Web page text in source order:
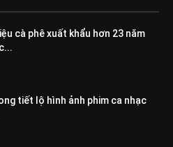
cà phê xuất khẩu hơn 23 năm
tiết lộ hình ảnh phim ca nhạc